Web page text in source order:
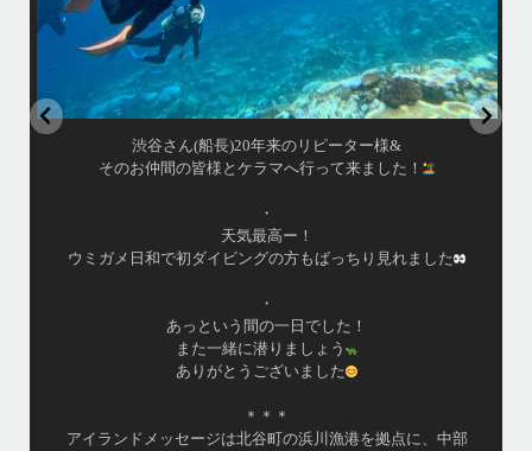
渋谷さん(船長)20年来のリピーター様&
そのお仲間の皆様とケラマへ行って来ました！
・
天気最高ー！
ウミガメ日和で初ダイビングの方もばっちり見れました
・
あっという間の一日でした！
また一緒に潜りましょう
ありがとうございました
＊＊＊
アイランドメッセージは北谷町の浜川漁港を拠点に、中部